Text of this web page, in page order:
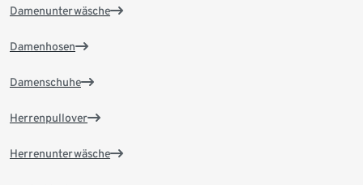
Damenunterwäsche
Damenhosen
Damenschuhe
Herrenpullover
Herrenunterwäsche